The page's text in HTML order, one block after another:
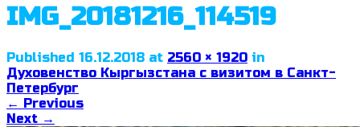
IMG_20181216_114519
Published 16.12.2018 at 2560 × 1920 in
Духовенство Кыргызстана с визитом в Санкт-
Петербург
← Previous
Next →